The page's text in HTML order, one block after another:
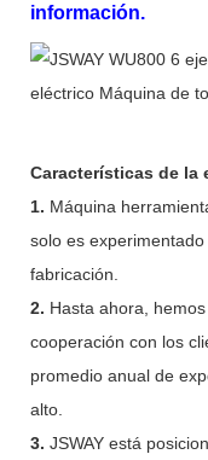
información.
Características de la
1. Máquina
solo es
fabricación.
2. Hasta ahora,
cooperación con los
promedio anual de
alto.
3. JSWAY está